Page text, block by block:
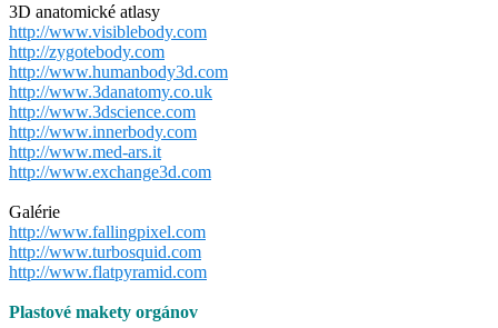
3D anatomické atlasy
http://www.visiblebody.com
http://zygotebody.com
http://www.humanbody3d.com
http://www.3danatomy.co.uk
http://www.3dscience.com
http://www.innerbody.com
http://www.med-ars.it
http://www.exchange3d.com
Galérie
http://www.fallingpixel.com
http://www.turbosquid.com
http://www.flatpyramid.com
Plastové makety orgánov